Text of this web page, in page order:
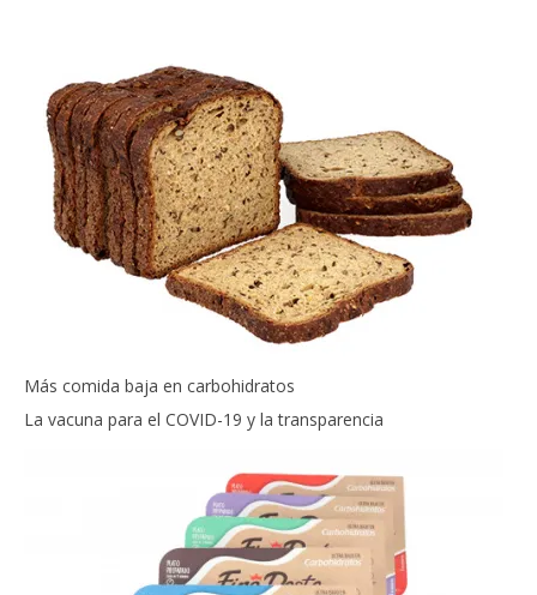
Más comida baja en carbohidratos
La vacuna para el COVID-19 y la transparencia